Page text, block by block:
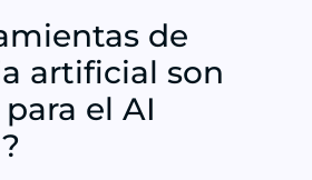
de
artificial son
el AI